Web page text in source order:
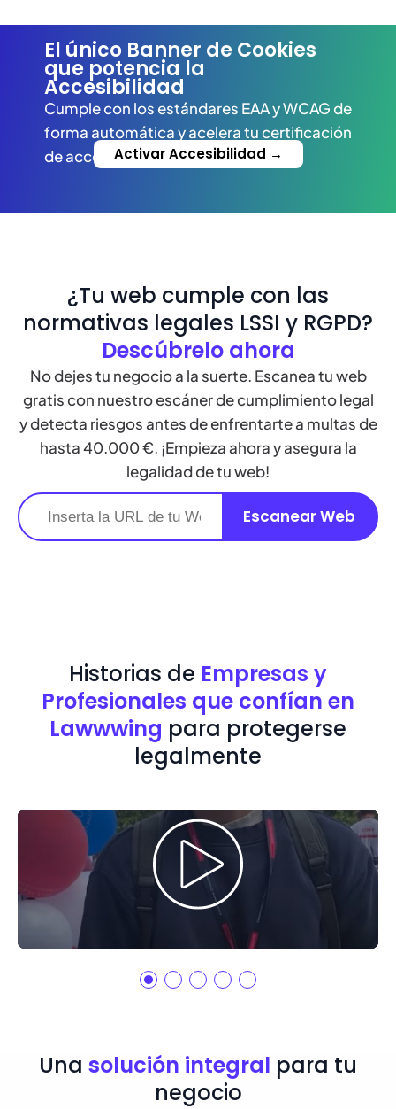
El único Banner de Cookies
que potencia la
Accesibilidad
Cumple con los estándares EAA y WCAG de
forma automática y acelera tu certificación
de accesibilidadActivar Accesibilidad →
¿Tu web cumple con las
normativas legales LSSI y RGPD?
Descúbrelo ahora
No dejes tu negocio a la suerte. Escanea tu web
gratis con nuestro escáner de cumplimiento legal
y detecta riesgos antes de enfrentarte a multas de
hasta 40.000 €. ¡Empieza ahora y asegura la
legalidad de tu web!
Historias de Empresas y
Profesionales que confían en
Lawwwing para protegerse
legalmente
Una solución integral para tu
negocio